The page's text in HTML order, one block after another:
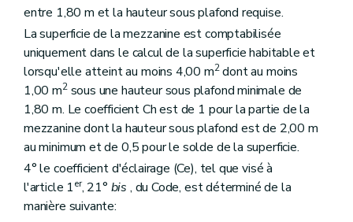
entre 1,80 m et la hauteur sous plafond requise.
La superficie de la mezzanine est comptabilisée
uniquement dans le calcul de la superficie habitable et
lorsqu'elle atteint au moins 4,00 m2dont au moins
1,00 m2sous une hauteur sous plafond minimale de
1,80 m. Le coefficient Ch est de 1 pour la partie de la
mezzanine dont la hauteur sous plafond est de 2,00 m
au minimum et de 0,5 pour le solde de la superficie.
4° le coefficient d'éclairage (Ce), tel que visé à
l'article 1er, 21° bis , du Code, est déterminé de la
manière suivante: